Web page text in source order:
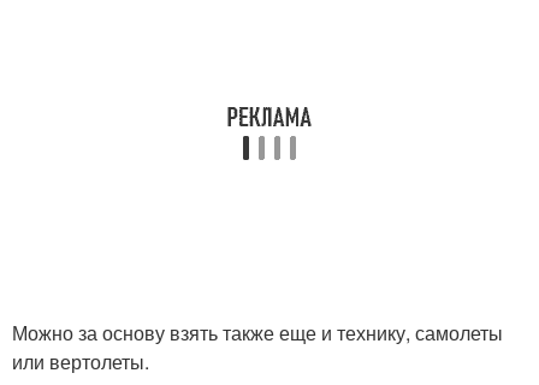
Можно за основу взять также еще и технику, самолеты
или вертолеты.